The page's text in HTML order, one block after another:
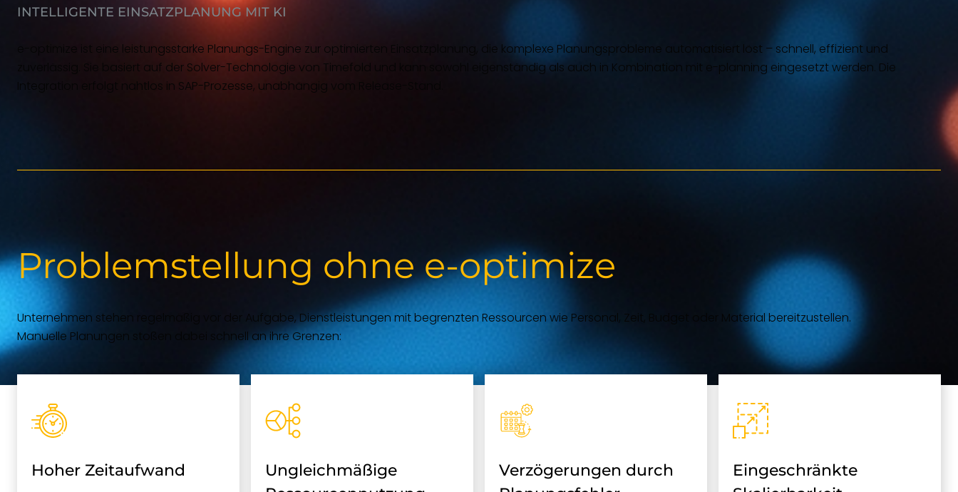
INTELLIGENTE EINSATZPLANUNG MIT KI
e-optimize ist eine leistungsstarke Planungs-Engine zur optimierten Einsatzplanung, die komplexe Planungsprobleme automatisiert löst – schnell, effizient und
zuverlässig. Sie basiert auf der Solver-Technologie von Timefold und kann sowohl eigenständig als auch in Kombination mit e-planning eingesetzt werden. Die
Integration erfolgt nahtlos in SAP-Prozesse, unabhängig vom Release-Stand.
Problemstellung ohne e-optimize
Unternehmen stehen regelmäßig vor der Aufgabe, Dienstleistungen mit begrenzten Ressourcen wie Personal, Zeit, Budget oder Material bereitzustellen.
Manuelle Planungen stoßen dabei schnell an ihre Grenzen:
Hoher Zeitaufwand
Ungleichmäßige
Verzögerungen durch
Eingeschränkte